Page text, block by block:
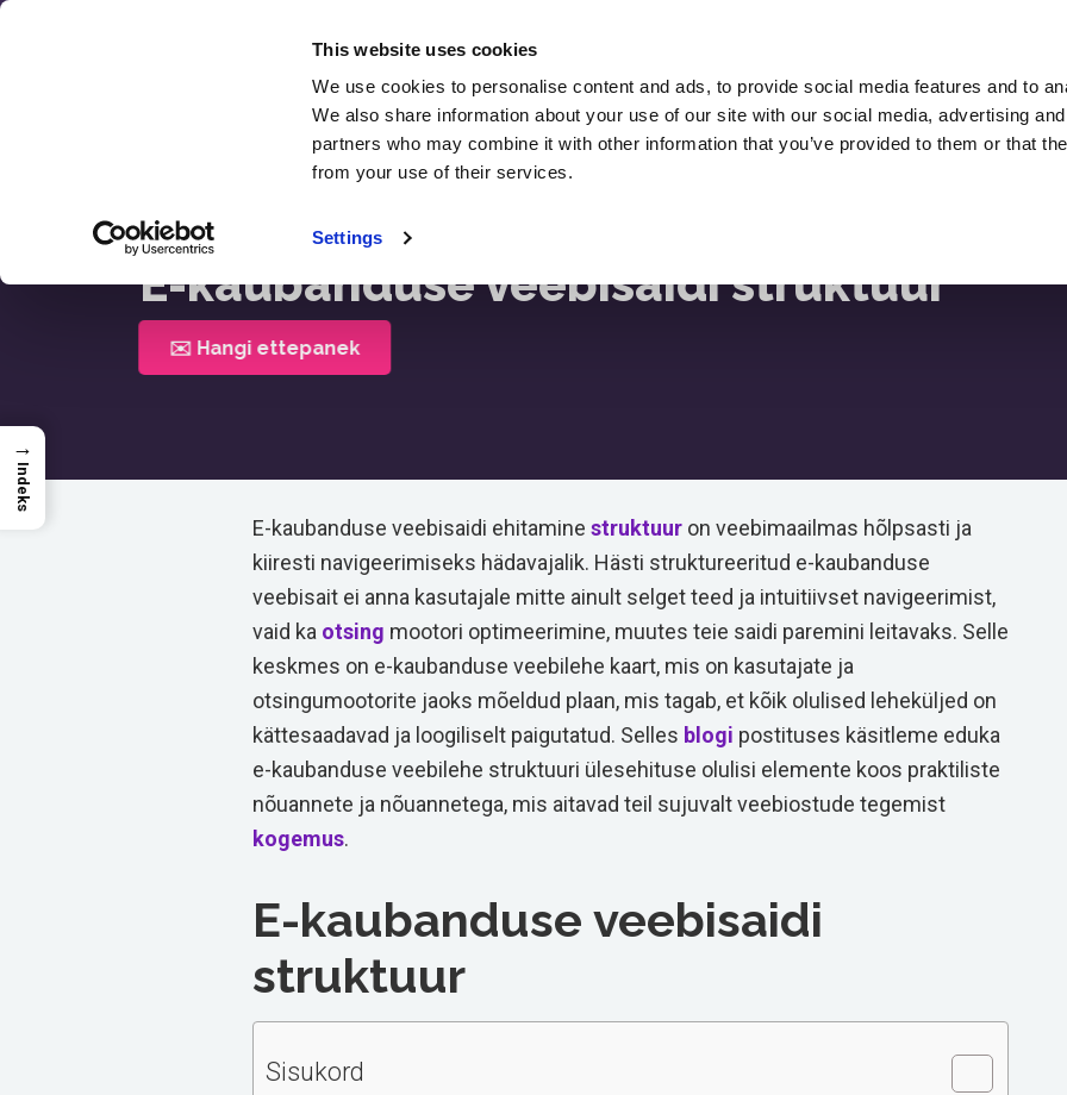
This website uses cookies
We use cookies to personalise content and ads, to provide social media features and to
We also share information about your use of our site with our social media, advertising
partners who may combine it with other information that you’ve provided to them or that
from your use of their services.
Settings
Skip
SEO Allalaadimine SEO Blogi
Ressursid
Arvustused
Avaleht > E-Kaubanduse Veebisaidi Struktuur
E-kaubanduse veebisaidi struktuur
✉️ Hangi ettepanek
E-kaubanduse veebisaidi ehitamine struktuur on veebimaailmas hõlpsasti ja
kiiresti navigeerimiseks hädavajalik. Hästi struktureeritud e-kaubanduse
veebisait ei anna kasutajale mitte ainult selget teed ja intuitiivset navigeerimist,
vaid ka otsing mootori optimeerimine, muutes teie saidi paremini leitavaks. Selle
keskmes on e-kaubanduse veebilehe kaart, mis on kasutajate ja
otsingumootorite jaoks mõeldud plaan, mis tagab, et kõik olulised leheküljed on
kättesaadavad ja loogiliselt paigutatud. Selles blogi postituses käsitleme eduka
e-kaubanduse veebilehe struktuuri ülesehituse olulisi elemente koos praktiliste
nõuannete ja nõuannetega, mis aitavad teil sujuvalt veebiostude tegemist
kogemus.
E-kaubanduse veebisaidi
struktuur
Sisukord
→
Indeks